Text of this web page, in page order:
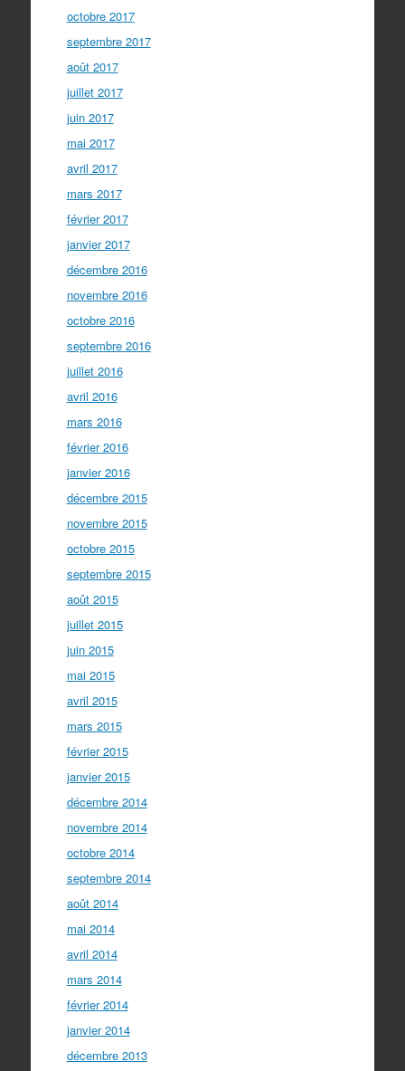
octobre 2017
septembre 2017
août 2017
juillet 2017
juin 2017
mai 2017
avril 2017
mars 2017
février 2017
janvier 2017
décembre 2016
novembre 2016
octobre 2016
septembre 2016
juillet 2016
avril 2016
mars 2016
février 2016
janvier 2016
décembre 2015
novembre 2015
octobre 2015
septembre 2015
août 2015
juillet 2015
juin 2015
mai 2015
avril 2015
mars 2015
février 2015
janvier 2015
décembre 2014
novembre 2014
octobre 2014
septembre 2014
août 2014
mai 2014
avril 2014
mars 2014
février 2014
janvier 2014
décembre 2013